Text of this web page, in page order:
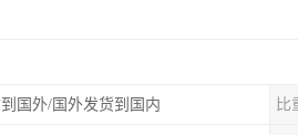
国外/国外发货到国内 比